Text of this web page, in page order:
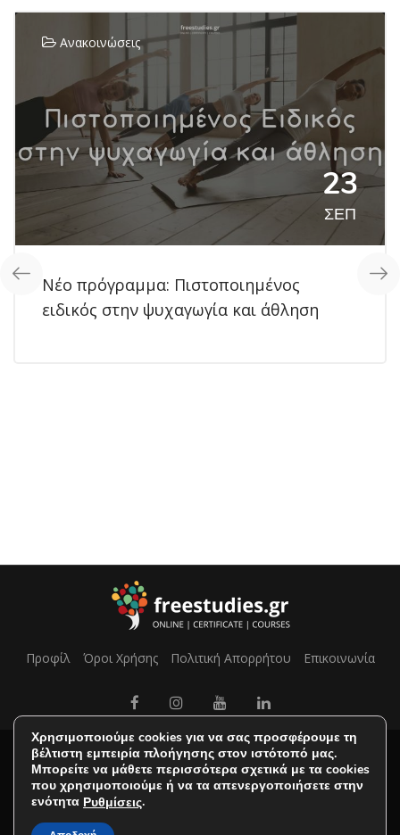
Ανακοινώσεις
23
ΣΕΠ
Νέο πρόγραμμα: Πιστοποιημένος
ειδικός στην ψυχαγωγία και άθληση
Προφίλ Όροι Χρήσης Πολιτική Απορρήτου Επικοινωνία
Χρησιμοποιούμε cookies για να σας προσφέρουμε τη
βέλτιστη εμπειρία πλοήγησης στον ιστότοπό μας.
Μπορείτε να μάθετε περισσότερα σχετικά με τα cookies
που χρησιμοποιούμε ή να τα απενεργοποιήσετε στην
ενότητα Ρυθμίσεις.